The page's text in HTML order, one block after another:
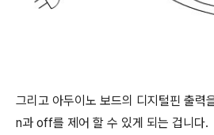
그리고 아두이노 보드의 디지털핀 출력
n과 off를 제어 할 수 있게 되는 겁니다.